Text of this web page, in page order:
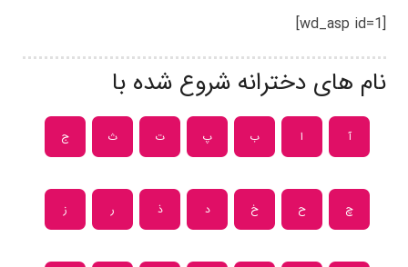
[wd_asp id=1]
نام های دخترانه شروع شده با
آ ا ب پ ت ث ج
چ ح خ د ذ ر ز